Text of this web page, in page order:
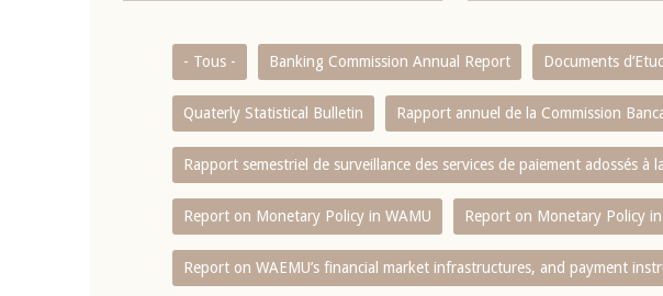
- Tous - Banking Commission Annual Report Documents
Quaterly Statistical Bulletin Rapport annuel de la Commission
Rapport semestriel de surveillance des services de paiement adossés à
Report on Monetary Policy in WAMU Report on Monetary Policy
Report on WAEMU’s financial market infrastructures, and payment